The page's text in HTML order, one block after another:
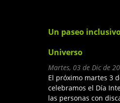
Un paseo
Universo
Martes, 03 de Dic de
El próximo martes 3
celebramos el Día
las personas con